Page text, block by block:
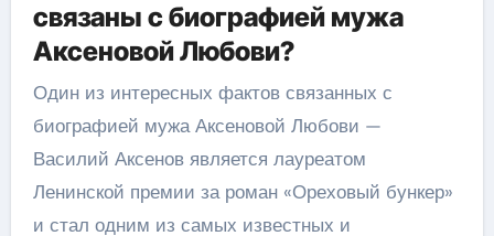
связаны с биографией мужа
Аксеновой Любови?
Один из интересных фактов связанных с
биографией мужа Аксеновой Любови —
Василий Аксенов является лауреатом
Ленинской премии за роман «Ореховый бункер»
и стал одним из самых известных и